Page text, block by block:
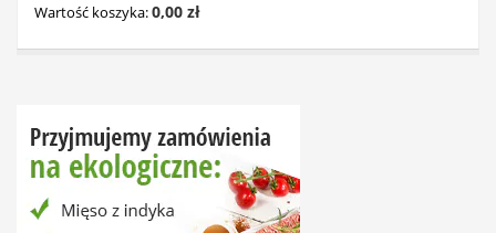
Wartość koszyka:0,00 zł